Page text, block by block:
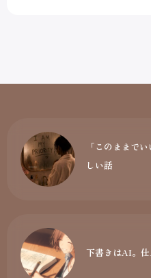
「このままで
しい話
下書きはAI。仕